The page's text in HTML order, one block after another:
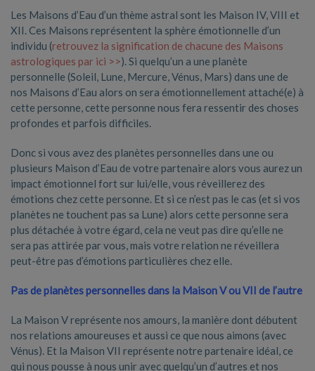
Les Maisons d’Eau d’un thème astral sont les Maison IV, VIII et
XII. Ces Maisons représentent la sphère émotionnelle d’un
individu (retrouvez la signification de chacune des Maisons
astrologiques par ici >>). Si quelqu’un a une planète
personnelle (Soleil, Lune, Mercure, Vénus, Mars) dans une de
nos Maisons d’Eau alors on sera émotionnellement attaché(e) à
cette personne, cette personne nous fera ressentir des choses
profondes et parfois difficiles.
Donc si vous avez des planètes personnelles dans une ou
plusieurs Maison d’Eau de votre partenaire alors vous aurez un
impact émotionnel fort sur lui/elle, vous réveillerez des
émotions chez cette personne. Et si ce n’est pas le cas (et si vos
planètes ne touchent pas sa Lune) alors cette personne sera
plus détachée à votre égard, cela ne veut pas dire qu’elle ne
sera pas attirée par vous, mais votre relation ne réveillera
peut-être pas d’émotions particulières chez elle.
Pas de planètes personnelles dans la Maison V ou VII de l’autre
La Maison V représente nos amours, la manière dont débutent
nos relations amoureuses et aussi ce que nous aimons (avec
Vénus). Et la Maison VII représente notre partenaire idéal, ce
qui nous pousse à nous unir avec quelqu’un d’autres et nos